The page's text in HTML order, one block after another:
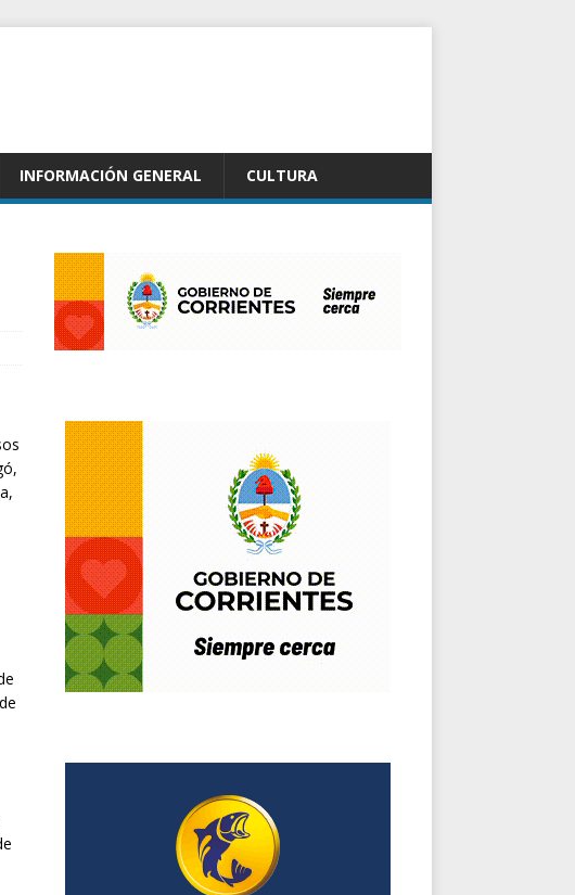
INFORMACIÓN GENERAL CULTURA